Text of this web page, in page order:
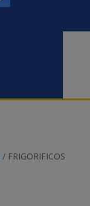
/ FRIGORIFICOS